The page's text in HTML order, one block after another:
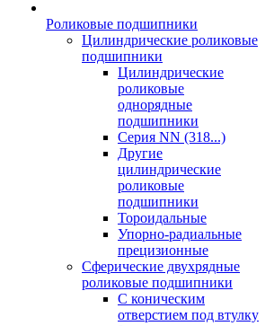
Роликовые подшипники
Цилиндрические роликовые
подшипники
Цилиндрические
роликовые
однорядные
подшипники
Серия NN (318...)
Другие
цилиндрические
роликовые
подшипники
Тороидальные
Упорно-радиальные
прецизионные
Сферические двухрядные
роликовые подшипники
С коническим
отверстием под втулку